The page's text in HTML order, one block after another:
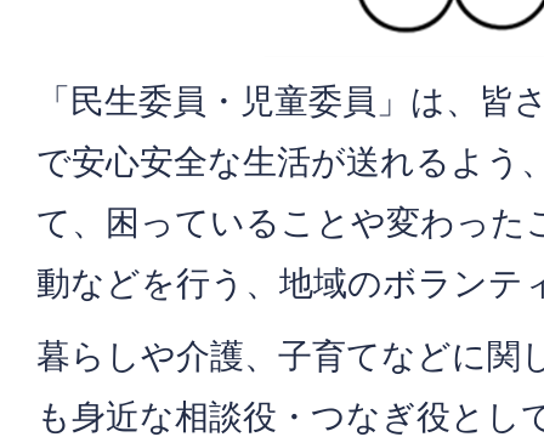
「民生委員・児童委員」は、皆
で安心安全な生活が送れるよう
て、困っていることや変わった
動などを行う、地域のボランテ
暮らしや介護、子育てなどに関
も身近な相談役・つなぎ役とし